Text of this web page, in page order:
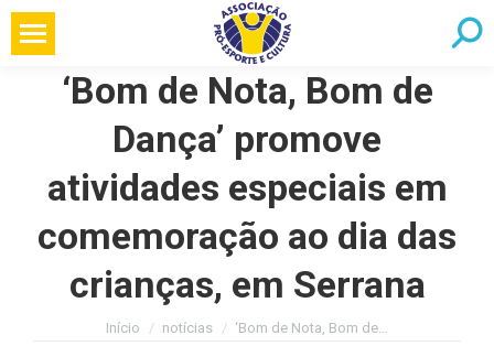
Pular
para
‘Bom de Nota, Bom de
Dança’ promove
atividades especiais em
comemoração ao dia das
crianças, em Serrana
Você está aqui:
Início notícias ‘Bom de Nota, Bom de…